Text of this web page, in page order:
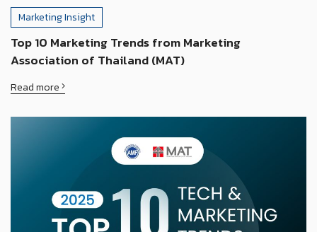
Marketing Insight
Top 10 Marketing Trends from Marketing
Association of Thailand (MAT)
Read more